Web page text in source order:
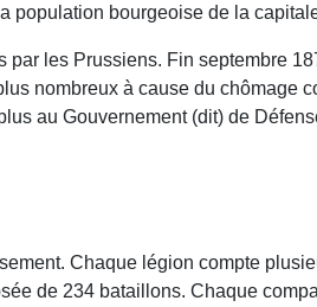
population bourgeoise de la
par les Prussiens. Fin septembre
nombreux à cause du chômage
au Gouvernement (dit) de
Chaque légion compte
de 234 bataillons. Chaque